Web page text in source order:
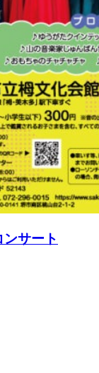
サート